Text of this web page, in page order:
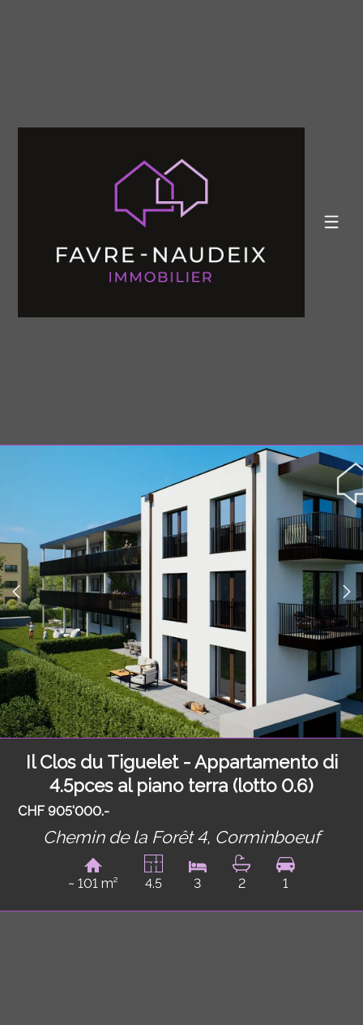
Il Clos du Tiguelet - Appartamento di
4.5pces al piano terra (lotto 0.6)
CHF 905'000.-
Chemin de la Forêt 4, Corminboeuf
~ 101 m² 4.5 3 2 1